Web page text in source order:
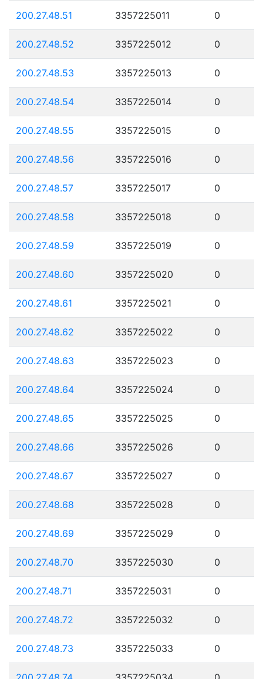
200.27.48.51 3357225011 0
200.27.48.52 3357225012 0
200.27.48.53 3357225013 0
200.27.48.54 3357225014 0
200.27.48.55 3357225015 0
200.27.48.56 3357225016 0
200.27.48.57 3357225017 0
200.27.48.58 3357225018 0
200.27.48.59 3357225019 0
200.27.48.60 3357225020 0
200.27.48.61 3357225021 0
200.27.48.62 3357225022 0
200.27.48.63 3357225023 0
200.27.48.64 3357225024 0
200.27.48.65 3357225025 0
200.27.48.66 3357225026 0
200.27.48.67 3357225027 0
200.27.48.68 3357225028 0
200.27.48.69 3357225029 0
200.27.48.70 3357225030 0
200.27.48.71 3357225031 0
200.27.48.72 3357225032 0
200.27.48.73 3357225033 0